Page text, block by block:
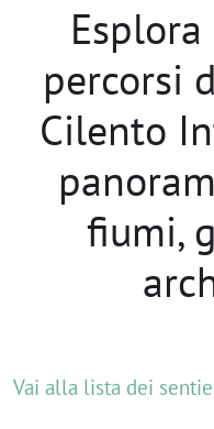
percorsi
Cilento
fiumi,
Vai alla lista dei